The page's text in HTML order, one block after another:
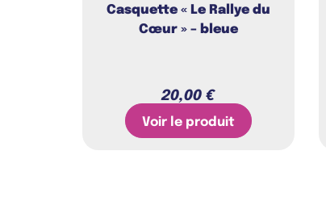
Casquette « Le Rallye du
Cœur » – bleue
20,00€
Voir le produit